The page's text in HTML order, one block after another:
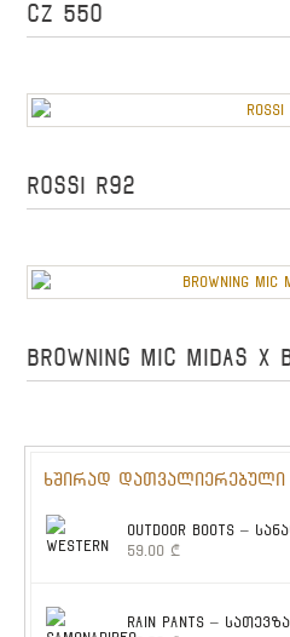
CZ 550
ROSSI R92
BROWNING MIC MIDAS X
ხშირად დათვალიერებული
OUTDOOR BOOTS –
59.00 ₾
RAIN PANTS –